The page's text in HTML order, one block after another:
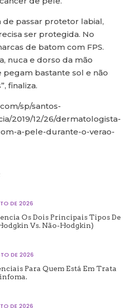
de passar protetor labial,
ser protegida. No
de batom com FPS.
nuca e dorso da mão
bastante sol e não
finaliza.
sp/santos-
2019/12/26/dermatologista-
a-pele-durante-o-verao-
DE 2026
Os Dois Principais Tipos De
Vs. Não-Hodgkin)
DE 2026
Para Quem Está Em Trata
DE 2026